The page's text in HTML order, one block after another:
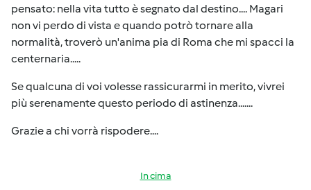
pensato: nella vita tutto è segnato dal destino.... Magari
non vi perdo di vista e quando potrò tornare alla
normalità, troverò un'anima pia di Roma che mi spacci la
centernaria.....
Se qualcuna di voi volesse rassicurarmi in merito, vivrei
più serenamente questo periodo di astinenza.......
Grazie a chi vorrà rispodere....
In cima